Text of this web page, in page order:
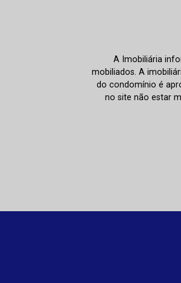
A Imobiliária
mobiliados. A
do condomínio é
no site não estar